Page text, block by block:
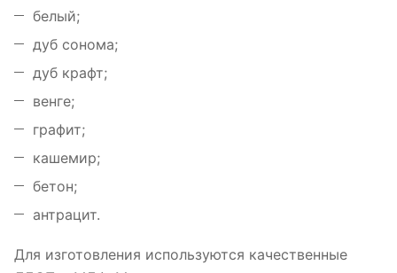
белый;
дуб сонома;
дуб крафт;
венге;
графит;
кашемир;
бетон;
антрацит.
Для изготовления используются качественные